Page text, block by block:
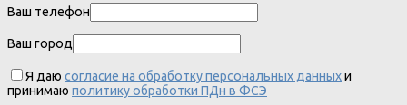
Ваш телефон
Ваш город
Я даю согласие на обработку персональных данныхи
принимаю политику обработки ПДн в ФСЭ